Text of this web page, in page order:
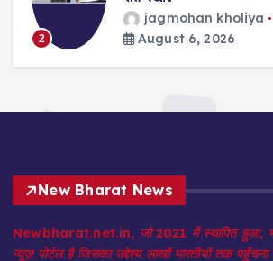
kholiya
2026
3
New Bharat News
Newbharat.net.in, जो 2021 में स्थापित हुआ,
न्यूज़ पोर्टल है जिसका उद्देश्य लाखों भारतीयों तक